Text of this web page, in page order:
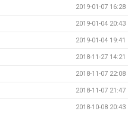
2019-01-07 16:28
2019-01-04 20:43
2019-01-04 19:41
2018-11-27 14:21
2018-11-07 22:08
2018-11-07 21:47
2018-10-08 20:43